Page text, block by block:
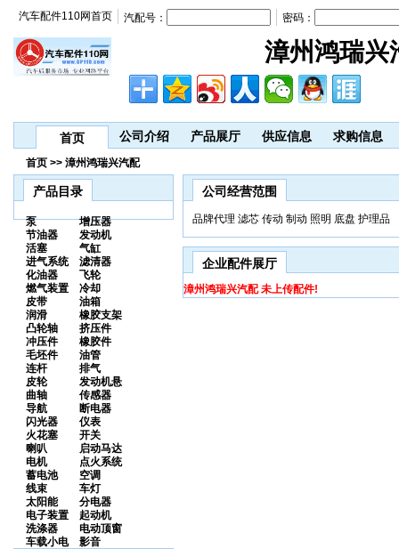
漳州鸿瑞兴
汽车配件110网首页 汽配号： 密码：
首页 公司介绍 产品展厅 供应信息 求购信息
首页 >> 漳州鸿瑞兴汽配
产品目录
泵
增压器
节油器
发动机
活塞
气缸
进气系统
滤清器
化油器
飞轮
燃气装置
冷却
皮带
油箱
润滑
橡胶支架
凸轮轴
挤压件
冲压件
橡胶件
毛坯件
油管
连杆
排气
皮轮
发动机悬
曲轴
传感器
导航
断电器
闪光器
仪表
火花塞
开关
喇叭
启动马达
电机
点火系统
蓄电池
空调
线束
车灯
太阳能
分电器
电子装置
起动机
洗涤器
电动顶窗
车载小电
影音
公司经营范围
品牌代理 滤芯 传动 制动 照明 底盘 护理品
企业配件展厅
漳州鸿瑞兴汽配 未上传配件!